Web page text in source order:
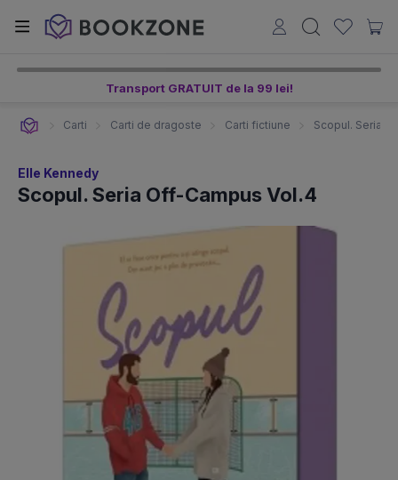
Transport GRATUIT de la 99 lei!
Carti Carti de dragoste Carti fictiune Scopul. Seria
Elle Kennedy
Scopul. Seria Off-Campus Vol.4